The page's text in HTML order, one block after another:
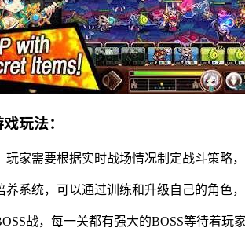
玩法：
玩家需要根据实时战场情况制定战斗策略
养系统，可以通过训练和升级自己的角色
战，每一关都有强大的BOSS等待着玩